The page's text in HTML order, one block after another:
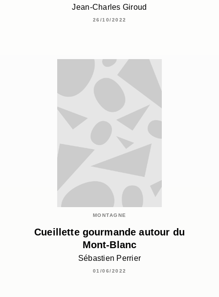
Jean-Charles Giroud
26/10/2022
MONTAGNE
Cueillette gourmande autour du
Mont-Blanc
Sébastien Perrier
01/06/2022